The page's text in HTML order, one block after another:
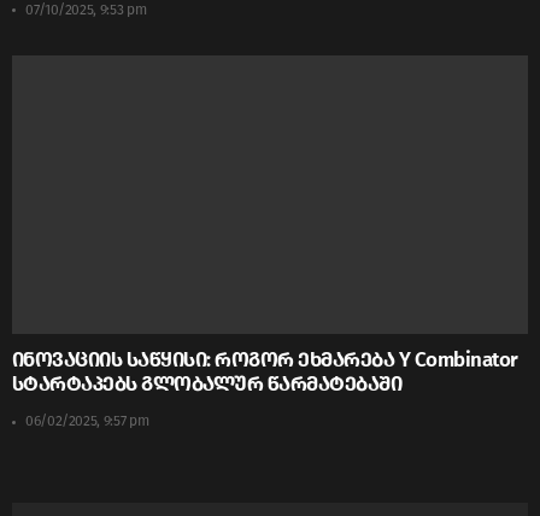
07/10/2025, 9:53 pm
ინოვაციის საწყისი: როგორ ეხმარება Y Combinator
სტარტაპებს გლობალურ წარმატებაში
06/02/2025, 9:57 pm